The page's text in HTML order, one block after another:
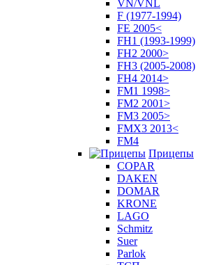
VN/VNL
F (1977-1994)
FE 2005<
FH1 (1993-1999)
FH2 2000>
FH3 (2005-2008)
FH4 2014>
FM1 1998>
FM2 2001>
FM3 2005>
FMX3 2013<
FM4
Прицепы
COPAR
DAKEN
DOMAR
KRONE
LAGO
Schmitz
Suer
Parlok